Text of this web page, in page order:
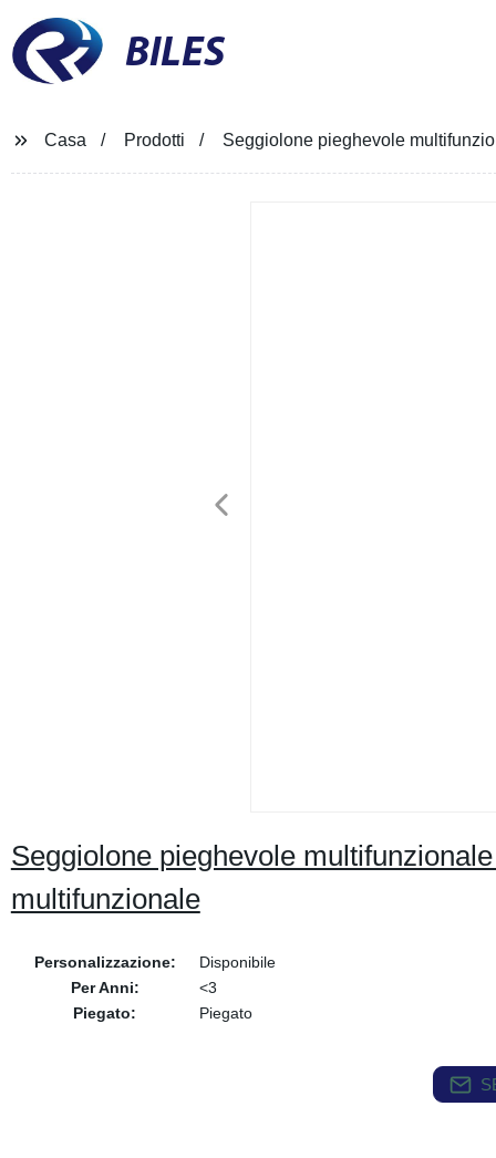
BILES
Casa Prodotti Seggiolone pieghevole
Seggiolone pieghevole
multifunzionale
Personalizzazione:
Disponibile
Per Anni:
<3
Piegato:
Piegato